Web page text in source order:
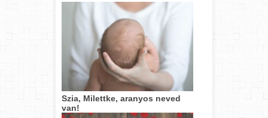
Szia, Milettke, aranyos neved
van!